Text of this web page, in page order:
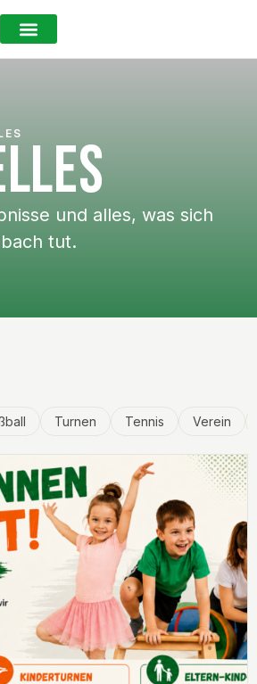
und alles, was sich
tut.
Turnen Tennis Verein